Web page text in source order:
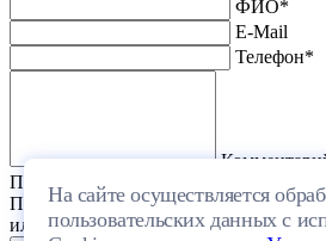
На сайте осуществляется
пользовательских данных с
ФИО*
E-Mail
Телефон*
Прикрепить файл (проект дома или
Перетащите один или несколько
или выберите файл на компьютере